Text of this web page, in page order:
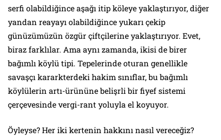
serfi olabildiğince aşağı itip köleye yaklaştırıyor, diğer
yandan reayayı olabildiğince yukarı çekip
günüzümüzün özgür çiftçilerine yaklaştırıyor. Evet,
biraz farklılar. Ama aynı zamanda, ikisi de birer
bağımlı köylü tipi. Tepelerinde oturan genellikle
savaşçı kararkterdeki hakim sınıflar, bu bağımlı
köylülerin artı-ürününe belişrli bir fiyef sistemi
çerçevesinde vergi-rant yoluyla el koyuyor.
Öyleyse? Her iki kertenin hakkını nasıl vereceğiz?